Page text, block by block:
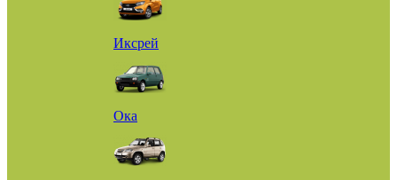
Иксрей
Ока